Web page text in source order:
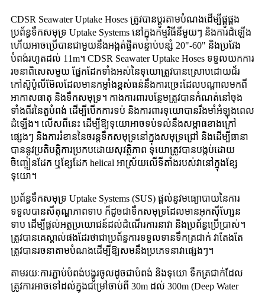
CDSR Seawater Uptake Hoses ត្រូវបានប្ដូរតាមបំណងដើម្បីផ្គូផ្គង
ប្រព័ន្ធទឹកសមុទ្រ Uptake Systems នៅក្នុងកម្មវិធីនីមួយៗ និងការដំឡើង
ហើយអាចប្រើបានជាមួយនឹងអង្កត់ផ្ចិតបន្ទាប់បន្សំ 20"-60" និងប្រវែង
បំពង់រហូតដល់ 11m។ CDSR Seawater Uptake Hoses ទទួលយកការ
រចនាពិសេសមួយ ផ្នែកដែកទាំងអស់នៃទុយោត្រូវបានស្រោបដោយជ័រ
កៅស៊ូប៉ូលីម៊ែលដែលមានកម្លាំងខ្ពស់ធន់នឹងការច្រេះដែលបណ្តាលមកពី
អាកាសធាតុ និងទឹកសមុទ្រ។ កាងការពារបន្ថែមត្រូវបានកំណត់នៅចុង
ទាំងពីរនៃតួបំពង់ ដើម្បីបើកការទប់ និងការពារទុយោបានរឹងមាំអំឡុងពេល
ដំឡើង។ លើសពីនេះ ដើម្បីឱ្យទុយោអាចទប់ទល់នឹងសម្ពាធខាងក្រៅ
ផ្សេងៗ និងការរំខាននៃចរន្តទឹកសមុទ្រនៅក្នុងសមុទ្រជ្រៅ និងដើម្បីធានា
បាននូវប្រតិបត្តិការប្រកបដោយសុវត្ថិភាព ទុយោត្រូវបានបង្កប់ដោយ
ចិញ្ចៀនដែក ឬខ្សែដែក helical អាស្រ័យលើទីតាំងរបស់វានៅក្នុងខ្សែ
ទុយោ។
ប្រព័ន្ធទឹកសមុទ្រ Uptake Systems (SUS) ផ្តល់នូវមធ្យោបាយនៃការ
ទទួលបានសីតុណ្ហភាពទាប ក៏ដូចជាទឹកសមុទ្រដែលមានអុកស៊ីហ្សែន
ទាប ដើម្បីផ្តល់អត្ថប្រយោជន៍ដល់ដំណើរការនាវា និងប្រព័ន្ធប្រើប្រាស់។
ត្រូវបានគេស្គាល់ផងដែរថាជាប្រព័ន្ធការទទួលទានទឹកត្រជាក់ វាតែងតែ
ត្រូវបានរចនាតាមបំណងដើម្បីឱ្យសមនឹងប្រភេទនាវាផ្សេងៗ។
តាមរយៈ​ការ​ភ្ជាប់​បំពង់​បង្ហូរ​ចូល​ដូចជា​បំពង់ និង​ទុយោ ទឹក​ត្រជាក់​ដែល​
ត្រូវការ​អាច​ទៅដល់​ក្នុង​ជម្រៅ​ចាប់ពី 30m ដល់ 300m (Deep Water